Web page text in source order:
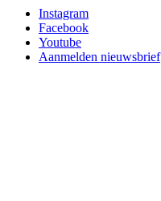
Instagram
Facebook
Youtube
Aanmelden nieuwsbrief